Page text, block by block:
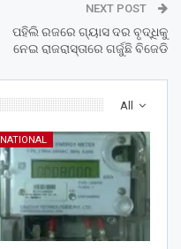
NEXT POST
ପହିଲି ରଜରେ ଗ୍ୟାସ ଦର ବୃଦ୍ଧିକୁ
ନେଇ ରାଜରାସ୍ତାରେ ଗର୍ଜୁଛି ବିଜେଡି
All
NATIONAL